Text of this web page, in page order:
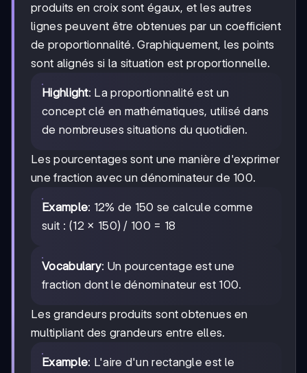
produits en croix sont égaux, et les autres
lignes peuvent être obtenues par un coefficient
de proportionnalité. Graphiquement, les points
sont alignés si la situation est proportionnelle.
Highlight: La proportionnalité est un
concept clé en mathématiques, utilisé dans
de nombreuses situations du quotidien.
Les pourcentages sont une manière d'exprimer
une fraction avec un dénominateur de 100.
Example: 12% de 150 se calcule comme
suit : (12 × 150) / 100 = 18
Vocabulary: Un pourcentage est une
fraction dont le dénominateur est 100.
Les grandeurs produits sont obtenues en
multipliant des grandeurs entre elles.
Example: L'aire d'un rectangle est le